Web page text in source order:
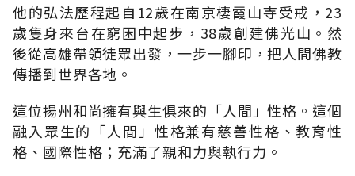
他的弘法歷程起自12歲在南京棲霞山寺受戒，23
歲隻身來台在窮困中起步，38歲創建佛光山。然
後從高雄帶領徒眾出發，一步一腳印，把人間佛教
傳播到世界各地。
這位揚州和尚擁有與生俱來的「人間」性格。這個
融入眾生的「人間」性格兼有慈善性格、教育性
格、國際性格；充滿了親和力與執行力。